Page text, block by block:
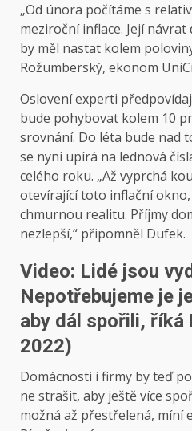
„Od února počítáme s
meziroční inflace. Její
by měl nastat kolem
Rožumberský, ekonom
Oslovení experti
bude pohybovat kolem 10
srovnání. Do léta bude nad
se nyní upírá na lednová
celého roku. „Až vyprchá
otevírající toto inflační
chmurnou realitu. Příjmy
nezlepší,“ připomněl Dufek.
Video: Lidé jsou
Nepotřebujeme je
aby dál spořili, říká
2022)
Domácnosti i firmy by teď
ne strašit, aby ještě více
možná až přestřelená, míní